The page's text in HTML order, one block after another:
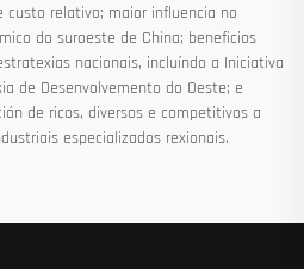
custo relativo; maior influencia no
do suroeste de China; beneficios
nacionais, incluíndo a Iniciativa
de Desenvolvemento do Oeste; e
de ricos, diversos e competitivos a
especializados rexionais.